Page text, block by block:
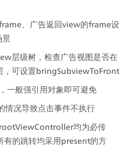
、广告返回view的frame设
景
层级树，检查广告视图是否在
，可设置bringSubviewToFront
一般强引用对象即可避免
况导致点击事件不执行
均为必传
有的跳转均采用present的方